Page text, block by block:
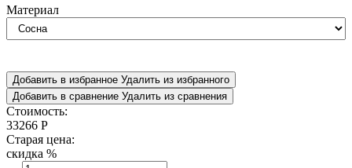
Материал
Добавить в избранное Удалить из избранного
Добавить в сравнение Удалить из сравнения
Стоимость:
33266 Р
Старая цена:
скидка %